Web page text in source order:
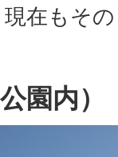
在もそ
内）